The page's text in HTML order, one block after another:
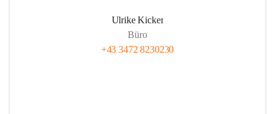
Ulrike Kicker
Büro
+43 3472 8230230